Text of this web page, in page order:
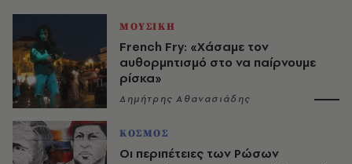
ΜΟΥΣΙΚΗ
French Fry: «Χάσαμε τον
αυθορμητισμό στο να παίρνουμε
ρίσκα»
Δημήτρης Αθανασιάδης
ΚΟΣΜΟΣ
Οι περιπέτειες των Ρώσων